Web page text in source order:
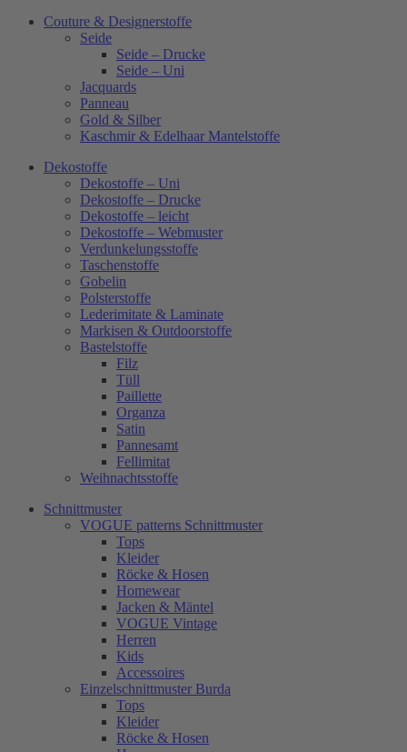
Couture & Designerstoffe
Seide
Seide – Drucke
Seide – Uni
Jacquards
Panneau
Gold & Silber
Kaschmir & Edelhaar Mantelstoffe
Dekostoffe
Dekostoffe – Uni
Dekostoffe – Drucke
Dekostoffe – leicht
Dekostoffe – Webmuster
Verdunkelungsstoffe
Taschenstoffe
Gobelin
Polsterstoffe
Lederimitate & Laminate
Markisen & Outdoorstoffe
Bastelstoffe
Filz
Tüll
Paillette
Organza
Satin
Pannesamt
Fellimitat
Weihnachtsstoffe
Schnittmuster
VOGUE patterns Schnittmuster
Tops
Kleider
Röcke & Hosen
Homewear
Jacken & Mäntel
VOGUE Vintage
Herren
Kids
Accessoires
Einzelschnittmuster Burda
Tops
Kleider
Röcke & Hosen